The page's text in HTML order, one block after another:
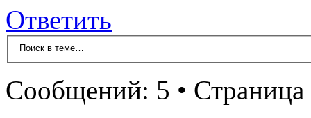
Ответить
Сообщений: 5 • Страница